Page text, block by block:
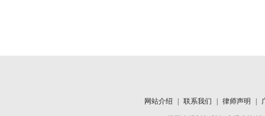
网站介绍 联系我们 律师声明